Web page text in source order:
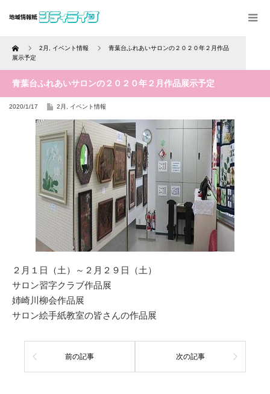
Home 2月 イベント情報
青葉台ふれあいサロンの２０２０年２月作品
展示予定
青葉台ふれあいサロンの２０２０年２月作品展示予定
2020/1/17 2月 イベント情報
２月１日（土）～２月２９日（土）
サロン習字クラブ作品展
姉崎川柳会作品展
サロン絵手紙教室の皆さんの作品展
前の記事 次の記事